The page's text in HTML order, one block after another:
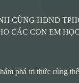
CÙNG HĐND
CÁC CON EM
phá tri thức cùng